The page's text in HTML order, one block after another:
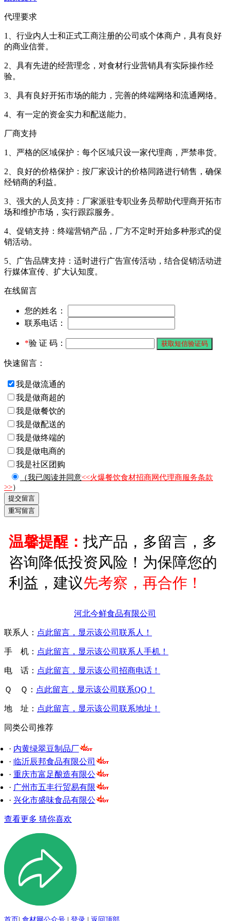
代理要求
1、行业内人士和正式工商注册的公司或个体商户，具有良好
的商业信誉。
2、具有先进的经营理念，对食材行业营销具有实际操作经
验。
3、具有良好开拓市场的能力，完善的终端网络和流通网络。
4、有一定的资金实力和配送能力。
厂商支持
1、严格的区域保护：每个区域只设一家代理商，严禁串货。
2、良好的价格保护：按厂家设计的价格同路进行销售，确保
经销商的利益。
3、强大的人员支持：厂家派驻专职业务员帮助代理商开拓市
场和维护市场，实行跟踪服务。
4、促销支持：终端营销产品，厂方不定时开始多种形式的促
销活动。
5、广告品牌支持：适时进行广告宣传活动，结合促销活动进
行媒体宣传、扩大认知度。
在线留言
您的姓名：
联系电话：
*验 证 码：
快速留言：
我是做流通的
我是做商超的
我是做餐饮的
我是做配送的
我是做终端的
我是做电商的
我是社区团购
（我已阅读并同意<<火爆餐饮食材招商网代理商服务条款
>>）
温馨提醒： 找产品，多留言，多
咨询降低投资风险！为保障您的
利益，建议先考察，再合作！
河北今鲜食品有限公司
联系人： 点此留言，显示该公司联系人！
手 机： 点此留言，显示该公司联系人手机！
电 话： 点此留言，显示该公司招商电话！
Ｑ Ｑ： 点此留言，显示该公司联系QQ！
地 址： 点此留言，显示该公司联系地址！
同类公司推荐
· 内黄绿翠豆制品厂
· 临沂辰邦食品有限公司
· 重庆市富足酿造有限公
· 广州市五丰行贸易有限
· 兴化市盛味食品有限公
查看更多 猜你喜欢